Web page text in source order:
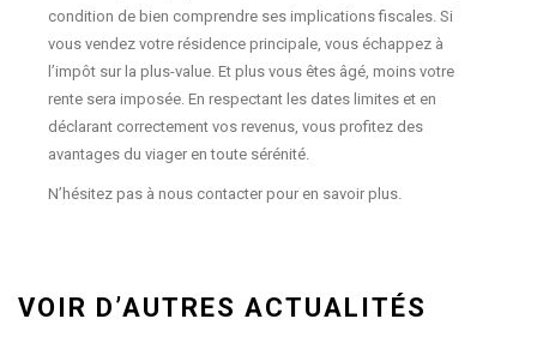
condition de bien comprendre ses implications fiscales. Si
vous vendez votre résidence principale, vous échappez à
l’impôt sur la plus-value. Et plus vous êtes âgé, moins votre
rente sera imposée. En respectant les dates limites et en
déclarant correctement vos revenus, vous profitez des
avantages du viager en toute sérénité.
N’hésitez pas à nous contacter pour en savoir plus.
VOIR D’AUTRES ACTUALITÉS